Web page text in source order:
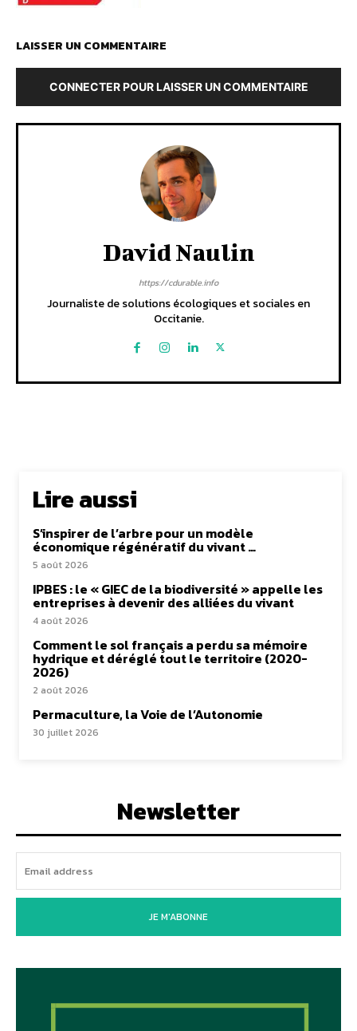
LAISSER UN COMMENTAIRE
CONNECTER POUR LAISSER UN COMMENTAIRE
David Naulin
https://cdurable.info
Journaliste de solutions écologiques et sociales en
Occitanie.
Lire aussi
S’inspirer de l’arbre pour un modèle
économique régénératif du vivant …
5 août 2026
IPBES : le « GIEC de la biodiversité » appelle les
entreprises à devenir des alliées du vivant
4 août 2026
Comment le sol français a perdu sa mémoire
hydrique et déréglé tout le territoire (2020-
2026)
2 août 2026
Permaculture, la Voie de l’Autonomie
30 juillet 2026
Newsletter
JE M'ABONNE